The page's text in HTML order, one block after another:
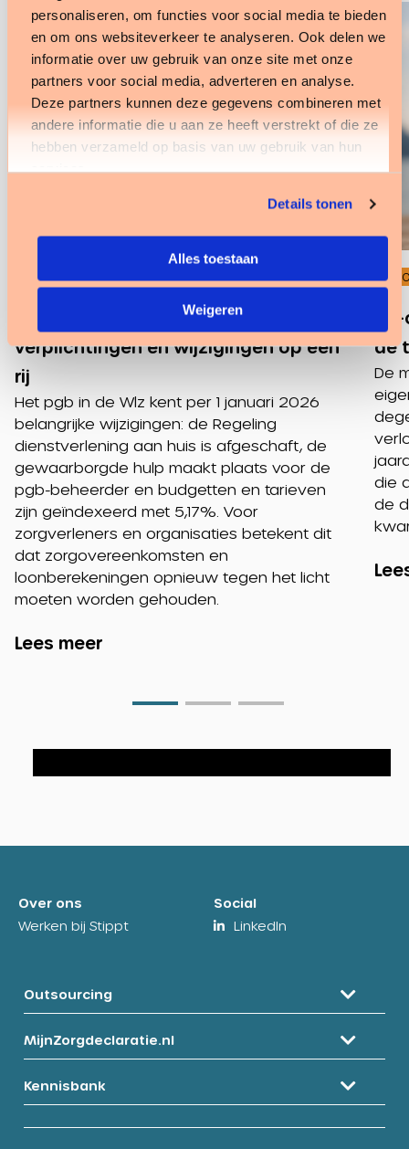
personaliseren, om functies voor social media te bieden
en om ons websiteverkeer te analyseren. Ook delen we
informatie over uw gebruik van onze site met onze
partners voor social media, adverteren en analyse.
Deze partners kunnen deze gegevens combineren met
andere informatie die u aan ze heeft verstrekt of die ze
hebben verzameld op basis van uw gebruik van hun
services.
Details tonen
Alles toestaan
Weigeren
INFOSHEET
Pgb in de Wlz 2026: actuele
verplichtingen en wijzigingen op een
rij
Het pgb in de Wlz kent per 1 januari 2026
belangrijke wijzigingen: de Regeling
dienstverlening aan huis is afgeschaft, de
gewaarborgde hulp maakt plaats voor de
pgb-beheerder en budgetten en tarieven
zijn geïndexeerd met 5,17%. Voor
zorgverleners en organisaties betekent dit
dat zorgovereenkomsten en
loonberekeningen opnieuw tegen het licht
moeten worden gehouden.
Lees meer
de
De
die
de
0
1
2
Over ons
Werken bij Stippt
Social
LinkedIn
Outsourcing
MijnZorgdeclaratie.nl
Kennisbank